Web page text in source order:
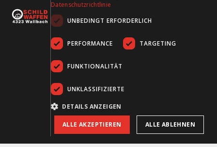
Besuchen Sie uns in den Sozialen Medien und bleiben Sie
AGB Datenschutz Impressum
Datenschutzrichtlinie
UNBEDINGT ERFORDERLICH
PERFORMANCE TARGETING
FUNKTIONALITÄT
UNKLASSIFIZIERTE
DETAILS ANZEIGEN
ALLE AKZEPTIEREN ALLE ABLEHNEN